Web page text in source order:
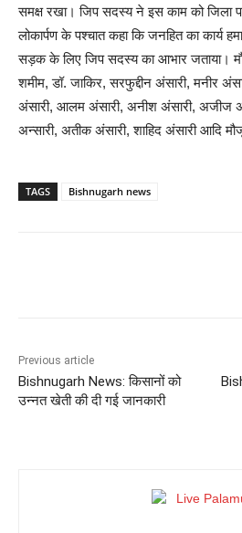
समक्ष रखा। जिप सदस्य ने इस काम को जिला
लोकार्पण के पश्चात कहा कि जनहित का कार्य
सड़क के लिए जिप सदस्य का आभार जताया।
शमीम, डॉ. जाकिर, सरफुद्दीन अंसारी, मनीर
अंसारी, आलम अंसारी, अनीश अंसारी, अजीज
अन्सारी, अतीक अंसारी, शाहिद अंसारी आदि
TAGS Bishnugarh news
Previous article
Bishnugarh News: किसानों को
उन्नत खेती की दी गई जानकारी